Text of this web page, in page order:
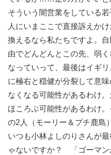
そういう闇営業をしている
人にいまここで直接訴えか
換えるなら私たちですよ。
由でどんどんとこの先、弱
なっていって、最後はイギ
に極右と穏健が分裂して意
なくなる可能性があるわけ
ほころぶ可能性があるわけ
の2人（モーリー＆プチ鹿島
いつも小林よしのりさんが
ゃないですか？ 「ゴーマン